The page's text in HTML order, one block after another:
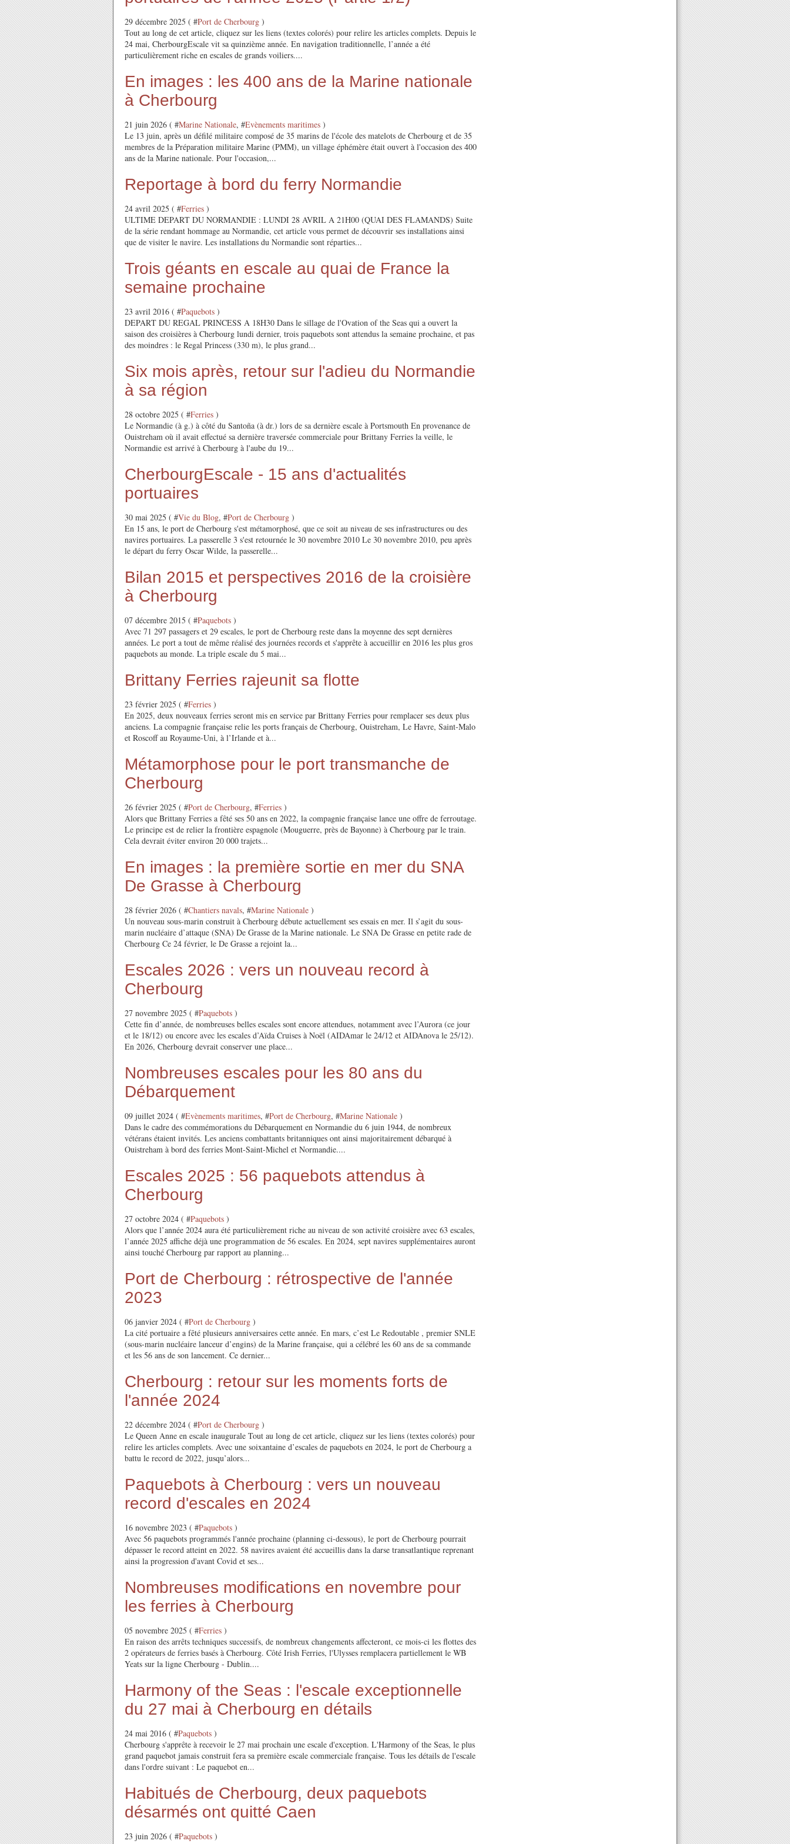
29 décembre 2025 ( #Port de Cherbourg )
Tout au long de cet article, cliquez sur les liens (textes colorés) pour relire les articles complets. Depuis le
24 mai, CherbourgEscale vit sa quinzième année. En navigation traditionnelle, l’année a été
particulièrement riche en escales de grands voiliers....
En images : les 400 ans de la Marine nationale
à Cherbourg
21 juin 2026 ( #Marine Nationale, #Evènements maritimes )
Le 13 juin, après un défilé militaire composé de 35 marins de l'école des matelots de Cherbourg et de 35
membres de la Préparation militaire Marine (PMM), un village éphémère était ouvert à l'occasion des 400
ans de la Marine nationale. Pour l'occasion,...
Reportage à bord du ferry Normandie
24 avril 2025 ( #Ferries )
ULTIME DEPART DU NORMANDIE : LUNDI 28 AVRIL A 21H00 (QUAI DES FLAMANDS) Suite
de la série rendant hommage au Normandie, cet article vous permet de découvrir ses installations ainsi
que de visiter le navire. Les installations du Normandie sont réparties...
Trois géants en escale au quai de France la
semaine prochaine
23 avril 2016 ( #Paquebots )
DEPART DU REGAL PRINCESS A 18H30 Dans le sillage de l'Ovation of the Seas qui a ouvert la
saison des croisières à Cherbourg lundi dernier, trois paquebots sont attendus la semaine prochaine, et pas
des moindres : le Regal Princess (330 m), le plus grand...
Six mois après, retour sur l'adieu du Normandie
à sa région
28 octobre 2025 ( #Ferries )
Le Normandie (à g.) à côté du Santoña (à dr.) lors de sa dernière escale à Portsmouth En provenance de
Ouistreham où il avait effectué sa dernière traversée commerciale pour Brittany Ferries la veille, le
Normandie est arrivé à Cherbourg à l'aube du 19...
CherbourgEscale - 15 ans d'actualités
portuaires
30 mai 2025 ( #Vie du Blog, #Port de Cherbourg )
En 15 ans, le port de Cherbourg s'est métamorphosé, que ce soit au niveau de ses infrastructures ou des
navires portuaires. La passerelle 3 s'est retournée le 30 novembre 2010 Le 30 novembre 2010, peu après
le départ du ferry Oscar Wilde, la passerelle...
Bilan 2015 et perspectives 2016 de la croisière
à Cherbourg
07 décembre 2015 ( #Paquebots )
Avec 71 297 passagers et 29 escales, le port de Cherbourg reste dans la moyenne des sept dernières
années. Le port a tout de même réalisé des journées records et s'apprête à accueillir en 2016 les plus gros
paquebots au monde. La triple escale du 5 mai...
Brittany Ferries rajeunit sa flotte
23 février 2025 ( #Ferries )
En 2025, deux nouveaux ferries seront mis en service par Brittany Ferries pour remplacer ses deux plus
anciens. La compagnie française relie les ports français de Cherbourg, Ouistreham, Le Havre, Saint-Malo
et Roscoff au Royaume-Uni, à l’Irlande et à...
Métamorphose pour le port transmanche de
Cherbourg
26 février 2025 ( #Port de Cherbourg, #Ferries )
Alors que Brittany Ferries a fêté ses 50 ans en 2022, la compagnie française lance une offre de ferroutage.
Le principe est de relier la frontière espagnole (Mouguerre, près de Bayonne) à Cherbourg par le train.
Cela devrait éviter environ 20 000 trajets...
En images : la première sortie en mer du SNA
De Grasse à Cherbourg
28 février 2026 ( #Chantiers navals, #Marine Nationale )
Un nouveau sous-marin construit à Cherbourg débute actuellement ses essais en mer. Il s’agit du sous-
marin nucléaire d’attaque (SNA) De Grasse de la Marine nationale. Le SNA De Grasse en petite rade de
Cherbourg Ce 24 février, le De Grasse a rejoint la...
Escales 2026 : vers un nouveau record à
Cherbourg
27 novembre 2025 ( #Paquebots )
Cette fin d’année, de nombreuses belles escales sont encore attendues, notamment avec l’Aurora (ce jour
et le 18/12) ou encore avec les escales d’Aïda Cruises à Noël (AIDAmar le 24/12 et AIDAnova le 25/12).
En 2026, Cherbourg devrait conserver une place...
Nombreuses escales pour les 80 ans du
Débarquement
09 juillet 2024 ( #Evènements maritimes, #Port de Cherbourg, #Marine Nationale )
Dans le cadre des commémorations du Débarquement en Normandie du 6 juin 1944, de nombreux
vétérans étaient invités. Les anciens combattants britanniques ont ainsi majoritairement débarqué à
Ouistreham à bord des ferries Mont-Saint-Michel et Normandie....
Escales 2025 : 56 paquebots attendus à
Cherbourg
27 octobre 2024 ( #Paquebots )
Alors que l’année 2024 aura été particulièrement riche au niveau de son activité croisière avec 63 escales,
l’année 2025 affiche déjà une programmation de 56 escales. En 2024, sept navires supplémentaires auront
ainsi touché Cherbourg par rapport au planning...
Port de Cherbourg : rétrospective de l'année
2023
06 janvier 2024 ( #Port de Cherbourg )
La cité portuaire a fêté plusieurs anniversaires cette année. En mars, c’est Le Redoutable , premier SNLE
(sous-marin nucléaire lanceur d’engins) de la Marine française, qui a célébré les 60 ans de sa commande
et les 56 ans de son lancement. Ce dernier...
Cherbourg : retour sur les moments forts de
l'année 2024
22 décembre 2024 ( #Port de Cherbourg )
Le Queen Anne en escale inaugurale Tout au long de cet article, cliquez sur les liens (textes colorés) pour
relire les articles complets. Avec une soixantaine d’escales de paquebots en 2024, le port de Cherbourg a
battu le record de 2022, jusqu’alors...
Paquebots à Cherbourg : vers un nouveau
record d'escales en 2024
16 novembre 2023 ( #Paquebots )
Avec 56 paquebots programmés l'année prochaine (planning ci-dessous), le port de Cherbourg pourrait
dépasser le record atteint en 2022. 58 navires avaient été accueillis dans la darse transatlantique reprenant
ainsi la progression d'avant Covid et ses...
Nombreuses modifications en novembre pour
les ferries à Cherbourg
05 novembre 2025 ( #Ferries )
En raison des arrêts techniques successifs, de nombreux changements affecteront, ce mois-ci les flottes des
2 opérateurs de ferries basés à Cherbourg. Côté Irish Ferries, l'Ulysses remplacera partiellement le WB
Yeats sur la ligne Cherbourg - Dublin....
Harmony of the Seas : l'escale exceptionnelle
du 27 mai à Cherbourg en détails
24 mai 2016 ( #Paquebots )
Cherbourg s'apprête à recevoir le 27 mai prochain une escale d'exception. L'Harmony of the Seas, le plus
grand paquebot jamais construit fera sa première escale commerciale française. Tous les détails de l'escale
dans l'ordre suivant : Le paquebot en...
Habitués de Cherbourg, deux paquebots
désarmés ont quitté Caen
23 juin 2026 ( #Paquebots )